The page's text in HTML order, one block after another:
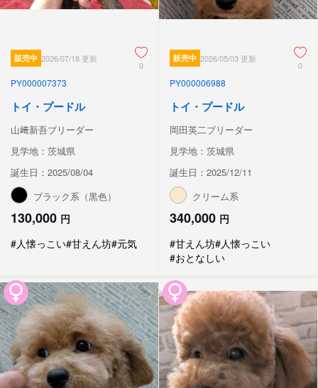
販売中 2026/07/18 更新
0
PY000007373
トイ・プードル
山﨑新吾ブリーダー
見学地：茨城県
誕生日：2025/08/04
ブラック系（黒色）
130,000 円
#人懐っこい#甘えん坊#元気
販売中 2026/05/03 更新
0
PY000006988
トイ・プードル
岡田英二ブリーダー
見学地：茨城県
誕生日：2025/12/11
クリーム系
340,000 円
#甘えん坊#人懐っこい
#おとなしい